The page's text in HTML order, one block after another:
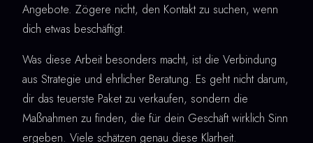
Angebote. Zögere nicht, den Kontakt zu suchen, wenn
dich etwas beschäftigt.
Was diese Arbeit besonders macht, ist die Verbindung
aus Strategie und ehrlicher Beratung. Es geht nicht darum,
dir das teuerste Paket zu verkaufen, sondern die
Maßnahmen zu finden, die für dein Geschäft wirklich Sinn
ergeben. Viele schätzen genau diese Klarheit.